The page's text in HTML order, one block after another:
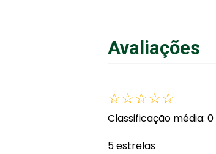
Avaliações
☆☆☆☆☆
Classificação média: 0
5 estrelas